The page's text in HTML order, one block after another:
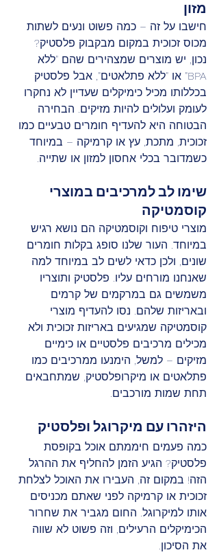
מזון
חישבו על זה – כמה פשוט ונעים לשתות
מכוס זכוכית במקום מבקבוק פלסטיק?
נכון, יש מוצרים שמצהירים שהם "ללא
BPA" או "ללא פתלאטים", אבל פלסטיק
בכללותו מכיל כימיקלים שעדיין לא נחקרו
לעומק ועלולים להיות מזיקים. הבחירה
הבטוחה היא להעדיף חומרים טבעיים כמו
זכוכית, מתכת, עץ או קרמיקה – במיוחד
כשמדובר בכלי אחסון למזון או שתייה.
שימו לב למרכיבים במוצרי
קוסמטיקה
מוצרי טיפוח וקוסמטיקה הם נושא רגיש
במיוחד. העור שלנו סופג בקלות חומרים
שונים, ולכן כדאי לשים לב במיוחד למה
שאנחנו מורחים עליו. פלסטיק ותוצריו
משמשים גם במרקמים של קרמים
ובאריזות שלהם. נסו להעדיף מוצרי
קוסמטיקה שמגיעים באריזות זכוכית ולא
מכילים מרכיבים פלסטיים או כימיים
מזיקים – למשל, הימנעו ממרכיבים כמו
פתלאטים או מיקרופלסטיק, שמתחבאים
תחת שמות מורכבים.
היזהרו עם מיקרוגל ופלסטיק
כמה פעמים חיממתם אוכל בקופסת
פלסטיק? הגיע הזמן להחליף את ההרגל
הזה! במקום זה, העבירו את האוכל לצלחת
זכוכית או קרמיקה לפני שאתם מכניסים
אותו למיקרוגל. החום מגביר את שחרור
הכימיקלים הרעילים, וזה פשוט לא שווה
את הסיכון.